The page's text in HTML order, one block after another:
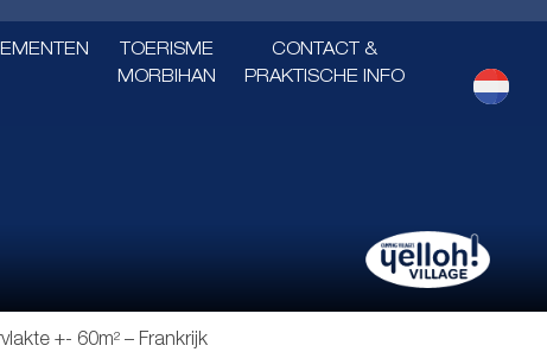
TOERISME
MORBIHAN
CONTACT &
PRAKTISCHE INFO
+- 60m² – Frankrijk